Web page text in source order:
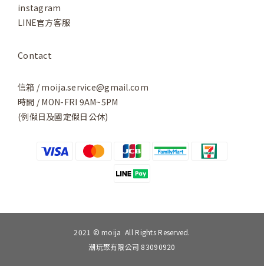
instagram
LINE官方客服
Contact
信箱 / moija.service@gmail.com
時間 / MON-FRI 9AM~5PM
(例假日及國定假日公休)
2021 © moija All Rights Reserved.
潮玩聚有限公司 83090920